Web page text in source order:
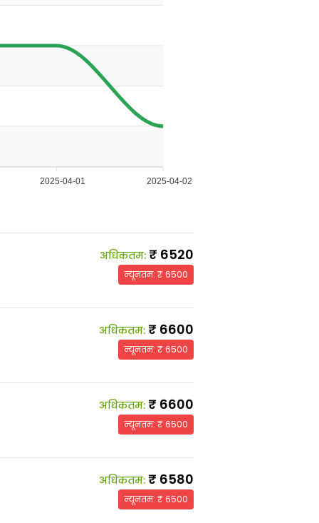
2025-04-01 2025-04-02
अधिकतम: ₹ 6520
न्यूनतम: ₹6500
अधिकतम: ₹ 6600
न्यूनतम: ₹6500
अधिकतम: ₹ 6600
न्यूनतम: ₹6500
अधिकतम: ₹ 6580
न्यूनतम: ₹6500